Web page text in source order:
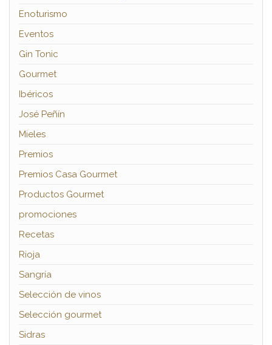
Enoturismo
Eventos
Gin Tonic
Gourmet
Ibéricos
José Peñín
Mieles
Premios
Premios Casa Gourmet
Productos Gourmet
promociones
Recetas
Rioja
Sangría
Selección de vinos
Selección gourmet
Sidras